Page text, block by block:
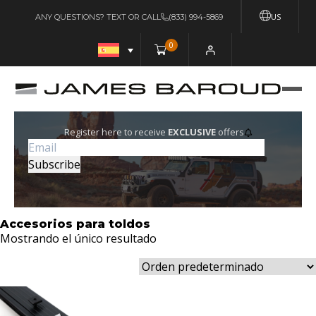
US
ANY QUESTIONS? TEXT OR CALL (833) 994-5869
0
Register here to receive EXCLUSIVEoffers
Accesorios para toldos
Mostrando el único resultado